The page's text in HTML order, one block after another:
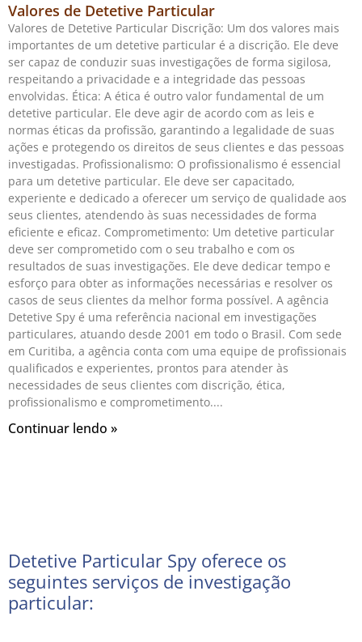
Valores de Detetive Particular
Valores de Detetive Particular Discrição: Um dos valores mais
importantes de um detetive particular é a discrição. Ele deve
ser capaz de conduzir suas investigações de forma sigilosa,
respeitando a privacidade e a integridade das pessoas
envolvidas. Ética: A ética é outro valor fundamental de um
detetive particular. Ele deve agir de acordo com as leis e
normas éticas da profissão, garantindo a legalidade de suas
ações e protegendo os direitos de seus clientes e das pessoas
investigadas. Profissionalismo: O profissionalismo é essencial
para um detetive particular. Ele deve ser capacitado,
experiente e dedicado a oferecer um serviço de qualidade aos
seus clientes, atendendo às suas necessidades de forma
eficiente e eficaz. Comprometimento: Um detetive particular
deve ser comprometido com o seu trabalho e com os
resultados de suas investigações. Ele deve dedicar tempo e
esforço para obter as informações necessárias e resolver os
casos de seus clientes da melhor forma possível. A agência
Detetive Spy é uma referência nacional em investigações
particulares, atuando desde 2001 em todo o Brasil. Com sede
em Curitiba, a agência conta com uma equipe de profissionais
qualificados e experientes, prontos para atender às
necessidades de seus clientes com discrição, ética,
profissionalismo e comprometimento.
Continuar lendo »
Detetive Particular Spy oferece os
seguintes serviços de investigação
particular: